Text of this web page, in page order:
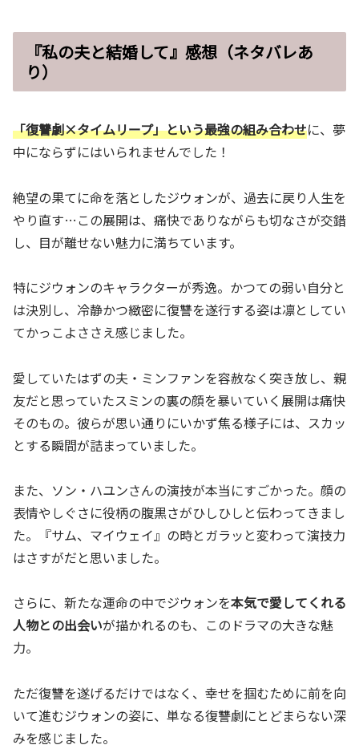
『私の夫と結婚して』感想（ネタバレあ
り）
「復讐劇×タイムリープ」という最強の組み合わせに、夢
中にならずにはいられませんでした！
絶望の果てに命を落としたジウォンが、過去に戻り人生を
やり直す…この展開は、痛快でありながらも切なさが交錯
し、目が離せない魅力に満ちています。
特にジウォンのキャラクターが秀逸。かつての弱い自分と
は決別し、冷静かつ緻密に復讐を遂行する姿は凛としてい
てかっこよささえ感じました。
愛していたはずの夫・ミンファンを容赦なく突き放し、親
友だと思っていたスミンの裏の顔を暴いていく展開は痛快
そのもの。彼らが思い通りにいかず焦る様子には、スカッ
とする瞬間が詰まっていました。
また、ソン・ハユンさんの演技が本当にすごかった。顔の
表情やしぐさに役柄の腹黒さがひしひしと伝わってきまし
た。『サム、マイウェイ』の時とガラッと変わって演技力
はさすがだと思いました。
さらに、新たな運命の中でジウォンを本気で愛してくれる
人物との出会いが描かれるのも、このドラマの大きな魅
力。
ただ復讐を遂げるだけではなく、幸せを掴むために前を向
いて進むジウォンの姿に、単なる復讐劇にとどまらない深
みを感じました。